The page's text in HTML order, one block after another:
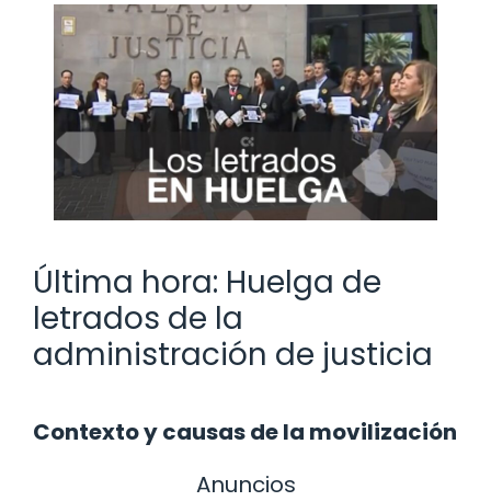
Última hora: Huelga de
letrados de la
administración de justicia
Contexto y causas de la movilización
Anuncios